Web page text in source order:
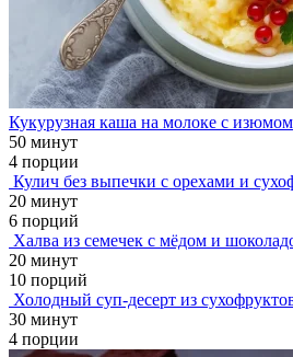
Кукурузная каша на молоке с изюмом
50 минут
4 порции
Кулич без выпечки с орехами и
20 минут
6 порций
Халва из семечек с мёдом и
20 минут
10 порций
Холодный суп-десерт из
30 минут
4 порции